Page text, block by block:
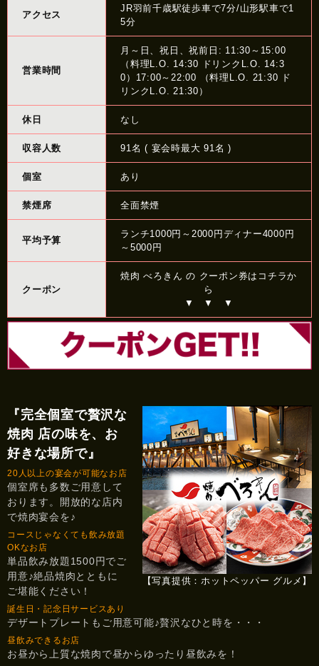
アクセス
JR羽前千歳駅徒歩車で7分/山形駅車で1
5分
営業時間
月～日、祝日、祝前日: 11:30～15:00
（料理L.O. 14:30 ドリンクL.O. 14:3
0）17:00～22:00 （料理L.O. 21:30 ド
リンクL.O. 21:30）
休日 なし
収容人数 91名 ( 宴会時最大 91名 )
個室 あり
禁煙席 全面禁煙
平均予算
ランチ1000円～2000円ディナー4000円
～5000円
クーポン
焼肉 べろきん の クーポン券はコチラか
ら
▼ ▼ ▼
【写真提供：ホットペッパー グルメ】
『完全個室で贅沢な
焼肉 店の味を、お
好きな場所で』
20人以上の宴会が可能なお店
個室席も多数ご用意して
おります。開放的な店内
で焼肉宴会を♪
コースじゃなくても飲み放題
OKなお店
単品飲み放題1500円でご
用意♪絶品焼肉とともに
ご堪能ください！
誕生日・記念日サービスあり
デザートプレートもご用意可能♪贅沢なひと時を・・・
昼飲みできるお店
お昼から上質な焼肉で昼からゆったり昼飲みを！